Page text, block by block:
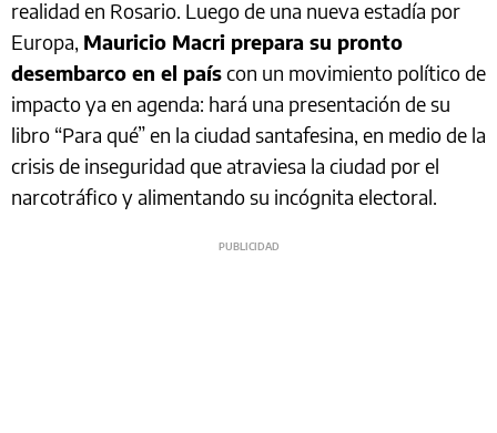
realidad en Rosario. Luego de una nueva estadía por
Europa, Mauricio Macri prepara su pronto
desembarco en el paíscon un movimiento político de
impacto ya en agenda: hará una presentación de su
libro “Para qué” en la ciudad santafesina, en medio de la
crisis de inseguridad que atraviesa la ciudad por el
narcotráfico y alimentando su incógnita electoral.